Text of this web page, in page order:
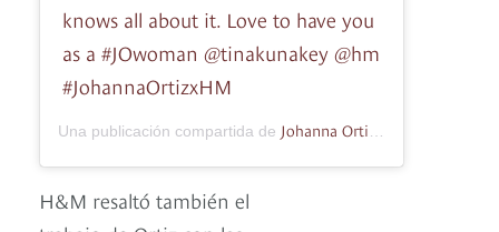
knows all about it. Love to have you
as a #JOwoman @tinakunakey @hm
#JohannaOrtizxHM
Una publicación compartida de Johanna Ortiz
H&M resaltó también el